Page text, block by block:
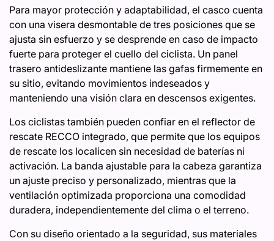
Para mayor protección y adaptabilidad, el casco cuenta
con una visera desmontable de tres posiciones que se
ajusta sin esfuerzo y se desprende en caso de impacto
fuerte para proteger el cuello del ciclista. Un panel
trasero antideslizante mantiene las gafas firmemente en
su sitio, evitando movimientos indeseados y
manteniendo una visión clara en descensos exigentes.
Los ciclistas también pueden confiar en el reflector de
rescate RECCO integrado, que permite que los equipos
de rescate los localicen sin necesidad de baterías ni
activación. La banda ajustable para la cabeza garantiza
un ajuste preciso y personalizado, mientras que la
ventilación optimizada proporciona una comodidad
duradera, independientemente del clima o el terreno.
Con su diseño orientado a la seguridad, sus materiales